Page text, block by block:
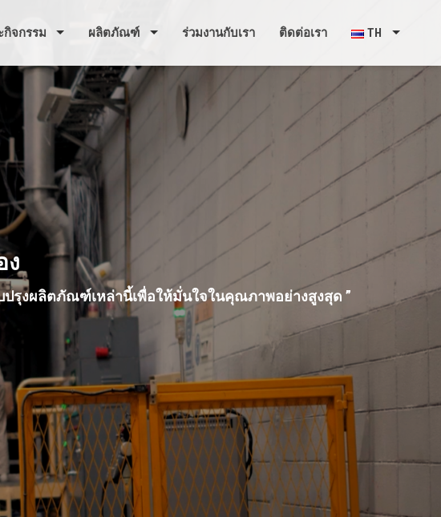
กิจกรรม ผลิตภัณฑ์ ร่วมงานกับเรา ติดต่อเรา TH
ง
รุงผลิตภัณฑ์เหล่านี้เพื่อให้มั่นใจในคุณภาพอย่างสูงสุด ”